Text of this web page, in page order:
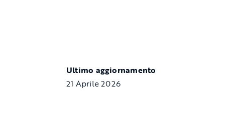
Ultimo aggiornamento
21 Aprile 2026